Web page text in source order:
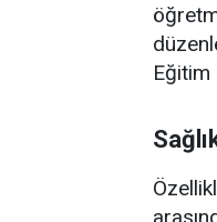
Eğitim